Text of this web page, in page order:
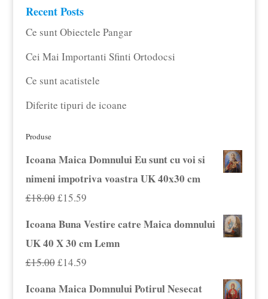
Recent Posts
Ce sunt Obiectele Pangar
Cei Mai Importanti Sfinti Ortodocsi
Ce sunt acatistele
Diferite tipuri de icoane
Produse
Icoana Maica Domnului Eu sunt cu voi si
nimeni impotriva voastra UK 40x30 cm
£18.00Prețul
£15.59Prețul
Icoana Buna Vestire catre Maica domnului
UK 40 X 30 cm Lemn
£15.00Prețul
£14.59Prețul
Icoana Maica Domnului Potirul Nesecat